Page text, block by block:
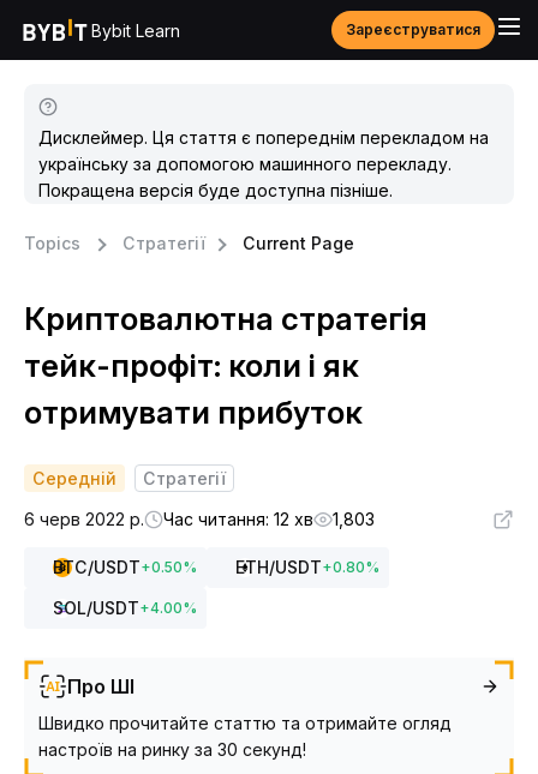
Bybit Learn Зареєструватися
Дисклеймер. Ця стаття є попереднім перекладом на
українську за допомогою машинного перекладу.
Покращена версія буде доступна пізніше.
Topics Стратегії Current Page
Криптовалютна стратегія
тейк-профіт: коли і як
отримувати прибуток
Середній
Стратегії
6 черв 2022 р.
Час читання: 12 хв 1,803
BTC/USDT+0.50% ETH/USDT+0.80%
SOL/USDT+4.00%
Про ШІ
Швидко прочитайте статтю та отримайте огляд
настроїв на ринку за 30 секунд!